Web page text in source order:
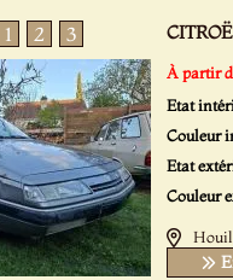
1 2 3
À partir
Etat
Couleur
Etat
Couleur